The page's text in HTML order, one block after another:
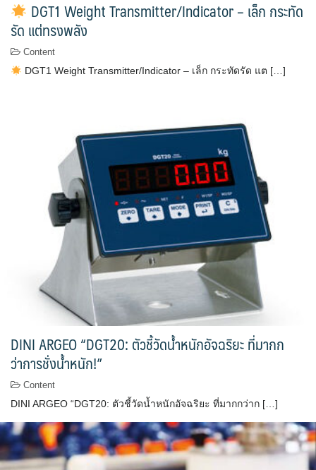
DGT1 Weight Transmitter/Indicator – เล็ก กระทัด
รัด แต่ทรงพลัง
Content
DGT1 Weight Transmitter/Indicator – เล็ก กระทัดรัด แต […]
DINI ARGEO “DGT20: ตัวชี้วัดน้ำหนักอัจฉริยะ ที่มากก
ว่าการชั่งน้ำหนัก!”
Content
DINI ARGEO “DGT20: ตัวชี้วัดน้ำหนักอัจฉริยะ ที่มากกว่าก […]